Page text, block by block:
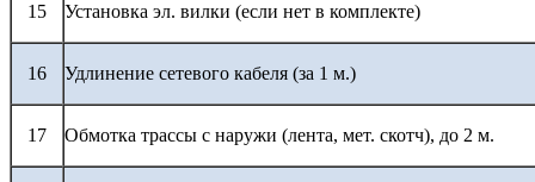
15 Установка эл. вилки (если нет в комплекте)
16 Удлинение сетевого кабеля (за 1 м.)
17 Обмотка трассы с наружи (лента, мет. скотч), до 2 м.